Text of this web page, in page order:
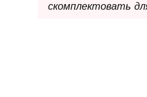
скомплектовать